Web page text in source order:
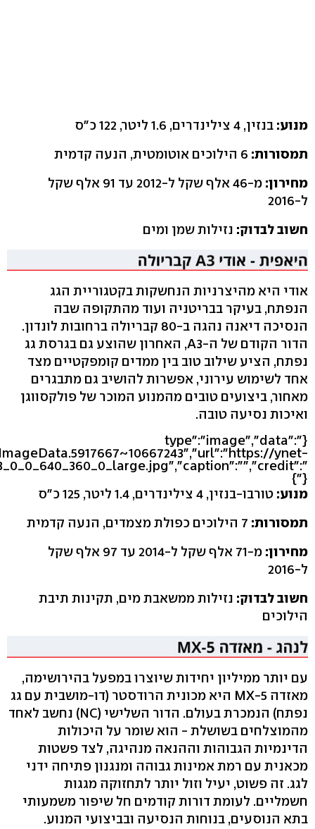
מנוע: בנזין, 4 צילינדרים, 1.6 ליטר, 122 כ"ס
תמסורות:
מחירון:
מ-46 אלף שקל ל-2012 עד 91 אלף שקל
ל-2016
חשוב לבדוק: נזילות שמן ומים
אודי היא מהיצרניות הנחשקות בקטגוריית הגג
הנפתח, בעיקר בבריטניה ועוד מהתקופה שבה
הנסיכה דיאנה נהגה ב-80 קבריולה ברחובות לונדון.
הדור הקודם של ה-A3, האחרון שהוצע גם בגרסת גג
נפתח, הציע שילוב טוב בין ממדים קומפקטיים מצד
אחד לשימוש עירוני, אפשרות להושיב גם מתבגרים
מאחור, ביצועים טובים מהמנוע המוכר של פולקסווגן
ואיכות נסיעה טובה.
{"type":"image","data":
ynet-
"}}
מנוע: טורבו-בנזין, 4 צילינדרים, 1.4 ליטר, 125 כ"ס
תמסורות:
מחירון:
מ-71 אלף שקל ל-2014 עד 97 אלף שקל
ל-2016
חשוב לבדוק: נזילות ממשאבת מים, תקינות תיבת
הילוכים
עם יותר ממיליון יחידות שיוצרו במפעל בהירושימה,
מאזדה MX-5 היא מכונית הרודסטר (דו-מושבית עם גג
נפתח) הנמכרת בעולם. הדור השלישי (NC) נחשב לאחד
מהמוצלחים בשושלת - הוא שומר על היכולות
הדינמיות הגבוהות וההנאה מנהיגה, לצד פשטות
מכאנית עם רמת אמינות גבוהה ומנגנון פתיחה ידני
לגג. זה פשוט, יעיל וזול יותר לתחזוקה מגגות
חשמליים. לעומת דורות קודמים חל שיפור משמעותי
בתא הנוסעים, בנוחות הנסיעה ובביצועי המנוע.